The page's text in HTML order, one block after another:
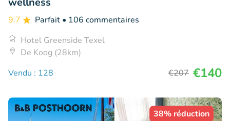
9.7 Parfait • 106 commentaires
Hotel Greenside Texel
De Koog (28km)
Vendu : 128
€207 €140
38% réduction